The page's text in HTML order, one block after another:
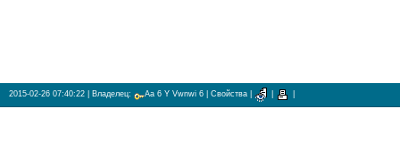
2015-02-26 07:40:22 | Владелец: Aa 6 Y Vwnwi 6 Свойства